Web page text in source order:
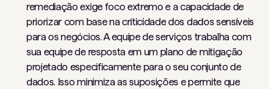
remediação exige foco extremo e a capacidade de
priorizar com base na criticidade dos dados sensíveis
para os negócios. A equipe de serviços trabalha com
sua equipe de resposta em um plano de mitigação
projetado especificamente para o seu conjunto de
dados. Isso minimiza as suposições e permite que